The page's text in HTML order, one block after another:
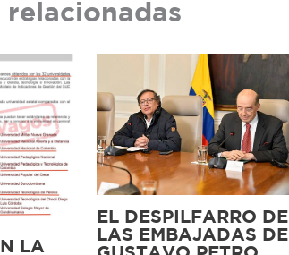
relacionadas
LA
EL DESPILFARRO DE
LAS EMBAJADAS DE